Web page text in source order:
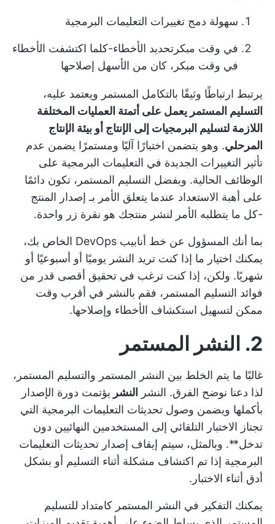
سهولة دمج تغييرات التعليمات البرمجية
في وقت مبكر تحديد الأخطاء-كلما اكتشفت الأخطاء
في وقت مبكر، كان من الأسهل إصلاحها
يرتبط ارتباطًا وثيقًا بالتكامل المستمر ويعتمد عليه،
التسليم المستمر يعمل على أتمتة العمليات المختلفة
اللازمة لتسليم البرمجيات إلى الإنتاج أو بيئة الإنتاج
المرحلي. وهو يتضمن اختبارًا آليًا ومستمرًا يضمن عدم
تأثير التغييرات الجديدة في التعليمات البرمجية على
الوظائف الحالية. وبفضل التسليم المستمر، تكون دائمًا
على أهبة الاستعداد عندما يتعلق الأمر بـ إصدار المنتج
-كل ما يتطلبه الأمر لنشر منتجك هو نقرة زر واحدة.
بما أنك المسؤول عن خط أنابيب DevOps الخاص بك،
يمكنك اختيار ما إذا كنت تريد النشر يوميًا أو أسبوعيًا أو
شهريًا. ولكن، إذا كنت ترغب في تحقيق أقصى قدر من
فوائد التسليم المستمر، فقم بالنشر في أقرب وقت
ممكن لتسهيل استكشاف الأخطاء وإصلاحها.
2. النشر المستمر
غالبًا ما يتم الخلط بين النشر المستمر والتسليم المستمر،
لذا دعنا نوضح الفرق. النشر
النشر يؤتمت دورة الإصدار
بأكملها ويضمن وصول تحديثات التعليمات البرمجية التي
تجتاز الاختبار التلقائي إلى المستخدمين النهائيين دون
تدخل**. وبالمثل، سيتم إيقاف إصدار تحديثات التعليمات
البرمجية إذا تم اكتشاف مشكلة أثناء التسليم أو بشكل
أدق أثناء الاختبار.
يمكنك التفكير في النشر المستمر كامتداد للتسليم